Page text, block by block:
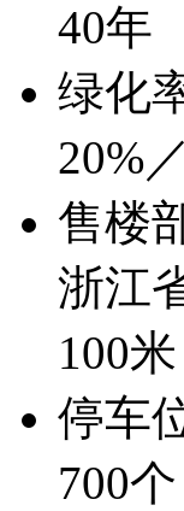
40年
绿化
20%
售楼
浙江
100米
停车
700个